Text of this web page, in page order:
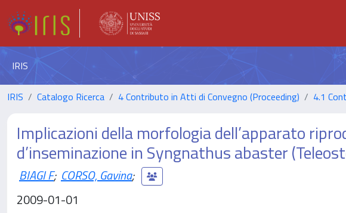
IRIS
IRIS Catalogo Ricerca 4 Contributo in Atti di Convegno (Proceeding) 4.1
Implicazioni della morfologia dell’apparato
d’inseminazione in Syngnathus abaster
BIAGI F; CORSO, Gavina;
2009-01-01